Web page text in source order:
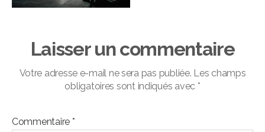
Laisser un commentaire
Votre adresse e-mail ne sera pas publiée. Les champs
obligatoires sont indiqués avec *
Commentaire *